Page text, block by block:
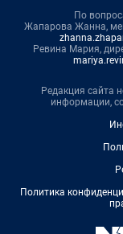
По
Жапарова Жанна,
Ревина Мария,
Редакция сайта
информации,
Политика